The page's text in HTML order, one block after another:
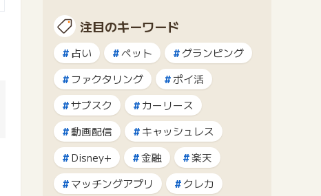
注目のキーワード
占い ペット
グランピング
ファクタリング
ポイ活
サブスク
カーリース
動画配信
キャッシュレス
Disney+
金融
楽天
マッチングアプリ
クレカ